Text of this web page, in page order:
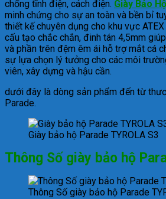
chống tĩnh điện, cách điện. Giày Bảo
minh chứng cho sự an toàn và bền bỉ
thiết kế chuyên dụng cho khu vực
cấu tạo chắc chắn, đinh tán 4,5mm
và phần trên đệm êm ái hỗ trợ mắt cá
sự lựa chọn lý tưởng cho các môi
viên, xây dựng và hậu cần.
dưới đây là dòng sản phẩm đến từ
Parade.
Giày bảo hộ Parade TYROLA S3
Thông Số giày bảo hộ
Thông Số giày bảo hộ Parade